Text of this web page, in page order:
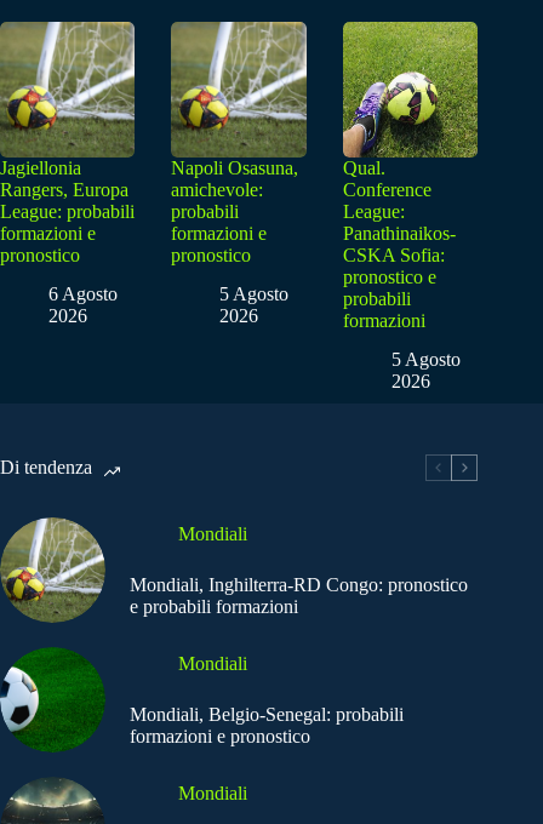
Jagiellonia
Rangers, Europa
League: probabili
formazioni e
pronostico
6 Agosto
2026
Napoli Osasuna,
amichevole:
probabili
formazioni e
pronostico
5 Agosto
2026
Qual.
Conference
League:
Panathinaikos-
CSKA Sofia:
pronostico e
probabili
formazioni
5 Agosto
2026
Di tendenza
Mondiali
Mondiali, Inghilterra-RD Congo: pronostico
e probabili formazioni
Mondiali
Mondiali, Belgio-Senegal: probabili
formazioni e pronostico
Mondiali